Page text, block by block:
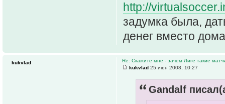
http://
задумка была,
денег вместо
Re: Скажите мне - зачем Лиге такие
kukvlad 25 июн 2008, 10:27
Gandalf
kukvlad